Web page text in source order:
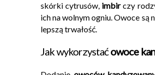
skórki cytrusów, imbirczy
ich na wolnym ogniu. Owoce są
lepszą trwałość.
Jak wykorzystaćowoce